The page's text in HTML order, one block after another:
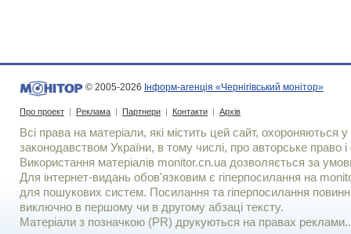
© 2005-2026 Інформ-агенція «Чернігівський монітор»
Про проект | Реклама | Партнери | Контакти | Архів
Всі права на матеріали, які містить цей сайт, охороняються у
законодавством України, в тому числі, про авторське право і
Використання матерiалiв monitor.cn.ua дозволяється за
Для iнтернет-видань обов'язковим є гiперпосилання на
для пошукових систем. Посилання та гіперпосилання
виключно в першому чи в другому абзаці тексту.
Матеріали з позначкою (PR) друкуються на правах реклами..